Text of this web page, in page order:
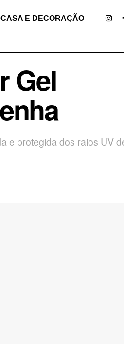
CASA E DECORAÇÃO
Gel
e protegida dos raios UV